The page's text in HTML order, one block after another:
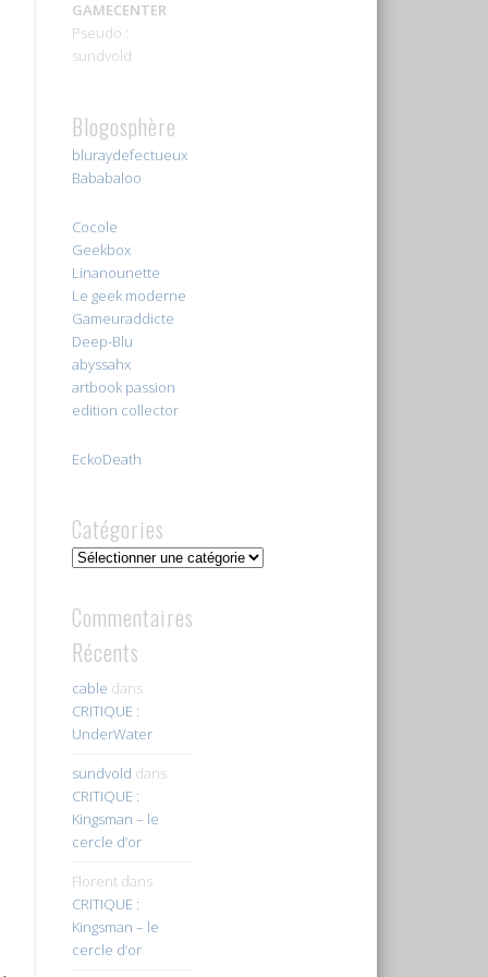
GAMECENTER
Pseudo :
sundvold
Blogosphère
bluraydefectueux
Bababaloo
Cocole
Geekbox
Linanounette
Le geek moderne
Gameuraddicte
Deep-Blu
abyssahx
artbook passion
edition collector
EckoDeath
Catégories
Catégories
Commentaires
Récents
cable dans
CRITIQUE :
UnderWater
sundvold dans
CRITIQUE :
Kingsman – le
cercle d’or
Florentdans
CRITIQUE :
Kingsman – le
cercle d’or